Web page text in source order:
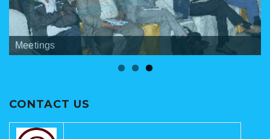
ANRSEB Photo Gallery
Banners
Meetings
CONTACT US